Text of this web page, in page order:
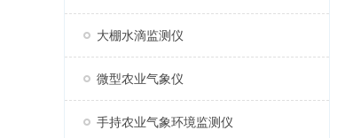
大棚水滴监测仪
微型农业气象仪
手持农业气象环境监测仪